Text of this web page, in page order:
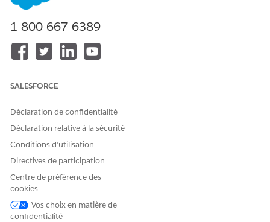
Analytics est déjà activé. Vous pouvez attribuer des
administrateurs et aux utilisateurs.
Analytics.
Dites-nous ce que nous pouvons améliorer !
1-800-667-6389
SALESFORCE
Déclaration de confidentialité
Déclaration relative à la sécurité
Conditions d’utilisation
Directives de participation
Centre de préférence des
cookies
Vos choix en matière de
confidentialité